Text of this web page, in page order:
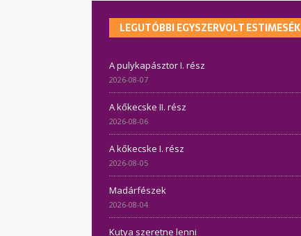
LEGUTÓBBI EGYSZERVOLT ESTIMESÉK
A pulykapásztor I. rész
2026-08-07
A kőkecske II. rész
2026-08-06
A kőkecske I. rész
2026-08-05
Madárfészek
2026-08-04
Kutya szeretne lenni